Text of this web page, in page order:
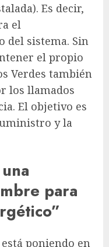
Es decir,
el
del sistema. Sin
el propio
Verdes también
los llamados
El objetivo es
y la
para
poniendo en